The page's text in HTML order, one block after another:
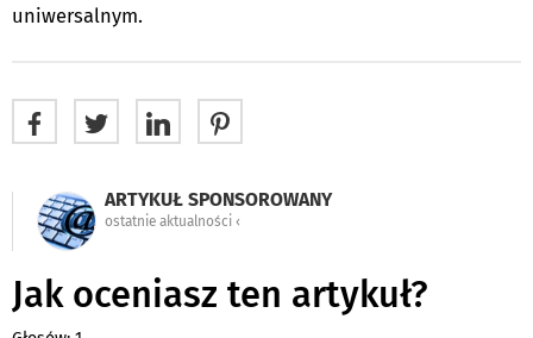
uniwersalnym.
ARTYKUŁ SPONSOROWANY
ostatnie aktualności ‹
Jak oceniasz ten artykuł?